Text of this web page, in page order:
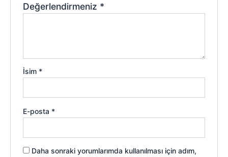
Değerlendirmeniz *
İsim *
E-posta *
Daha sonraki yorumlarımda kullanılması için adım,